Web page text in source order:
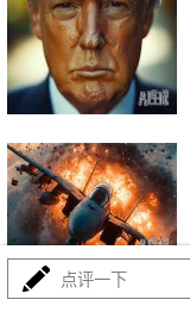
点评一下